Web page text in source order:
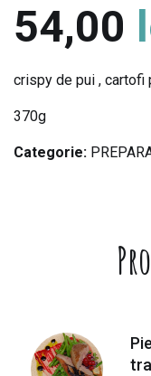
54,00
crispy de pui , cartofi
370g
Categorie: